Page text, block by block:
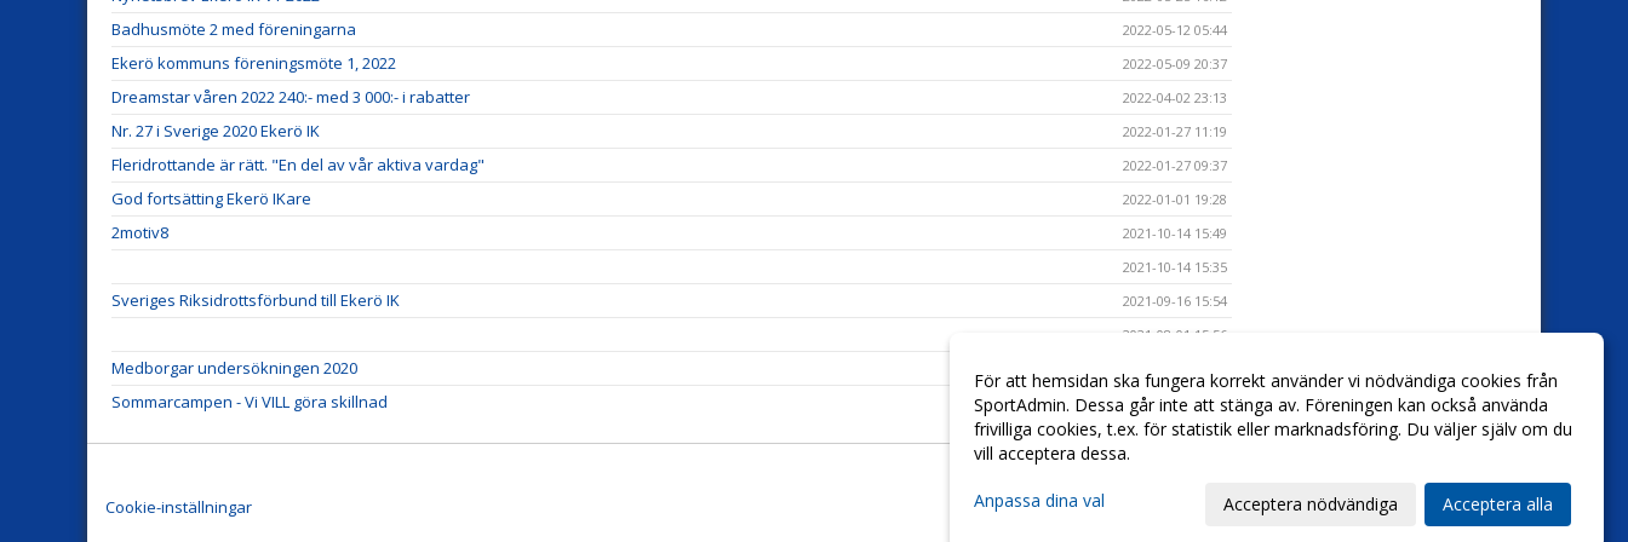
Badhusmöte 2 med föreningarna 2022-05-12 05:44
Ekerö kommuns föreningsmöte 1, 2022 2022-05-09 20:37
Dreamstar våren 2022 240:- med 3 000:- i rabatter 2022-04-02 23:13
Nr. 27 i Sverige 2020 Ekerö IK 2022-01-27 11:19
Fleridrottande är rätt. "En del av vår aktiva vardag" 2022-01-27 09:37
God fortsätting Ekerö IKare 2022-01-01 19:28
2motiv8
2021-10-14 15:49
2021-10-14 15:35
Sveriges Riksidrottsförbund till Ekerö IK
2021-09-16 15:54
2021-08-01 15:56
Medborgar undersökningen 2020
Sommarcampen - Vi VILL göra skillnad 2021-01-01 22:13
Cookie-inställningar
För att hemsidan ska fungera korrekt använder vi nödvändiga cookies från
SportAdmin. Dessa går inte att stänga av. Föreningen kan också använda
frivilliga cookies, t.ex. för statistik eller marknadsföring. Du väljer själv om du
vill acceptera dessa.
Anpassa dina val Acceptera nödvändiga Acceptera alla